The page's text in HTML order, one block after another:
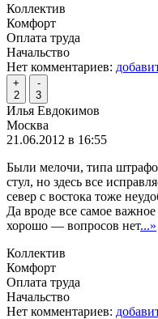
Коллектив
Комфорт
Оплата труда
Начальство
Нет комментариев:
+
2
-
3
Илья Евдокимов
Москва
21.06.2012 в 16:55
Были мелочи, типа
стул, но здесь все
север с востока тоже
Да вроде все самое
хорошо — вопросов нет...»
Коллектив
Комфорт
Оплата труда
Начальство
Нет комментариев: